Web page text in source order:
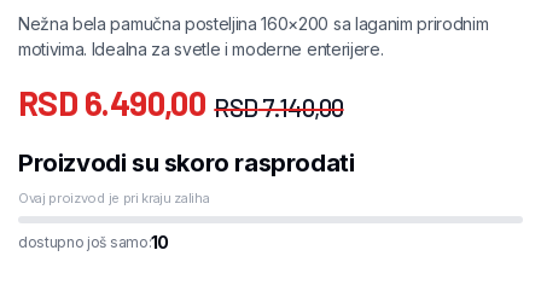
Nežna bela pamučna posteljina 160×200 sa laganim prirodnim
motivima. Idealna za svetle i moderne enterijere.
RSD7.140,00
RSD 6.490,00
Proizvodi su skoro rasprodati
Ovaj proizvod je pri kraju zaliha
dostupno još samo:10